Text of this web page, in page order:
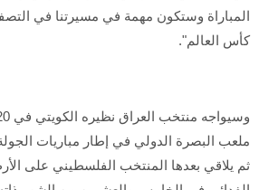
المباراة وستكون مهمة في مسيرتنا في
كأس العالم".
ملعب البصرة الدولي في إطار مباريات
ثم يلاقي بعدها المنتخب الفلسطيني على